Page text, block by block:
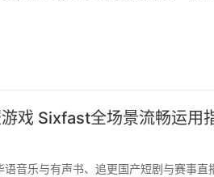
戏 Sixfast全场景流畅运用
音乐与有声书、追更国产短剧与赛事直